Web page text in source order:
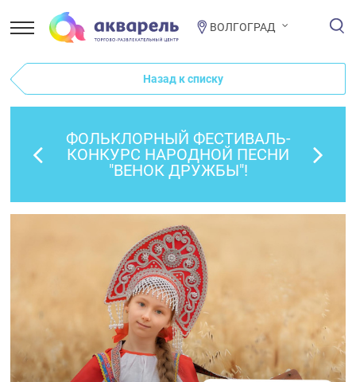
ВОЛГОГРАД
Назад к списку
ФОЛЬКЛОРНЫЙ ФЕСТИВАЛЬ-
КОНКУРС НАРОДНОЙ ПЕСНИ
"ВЕНОК ДРУЖБЫ"!